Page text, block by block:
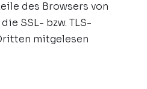
des Browsers von
SSL- bzw. TLS-
mitgelesen